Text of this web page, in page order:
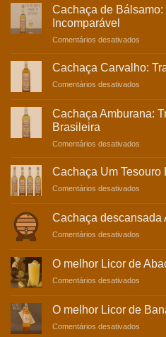
Cachaça de
Incomparável
Comentários desativados
Cachaça Carvalho:
Comentários desativados
Cachaça Amburana:
Brasileira
Comentários desativados
Cachaça Um Tesouro
Comentários desativados
Tesouro
Cachaça descansada
Comentários desativados
O melhor Licor de
Comentários desativados
melhor
Licor
O melhor Licor de
Comentários desativados